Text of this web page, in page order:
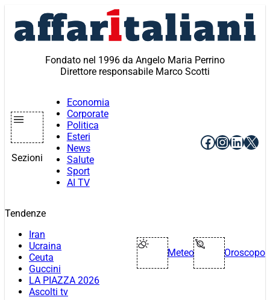
contenuto
Fondato nel 1996 da Angelo Maria Perrino
Direttore responsabile Marco Scotti
Sezioni
Economia
Corporate
Politica
Esteri
News
Salute
Sport
AI TV
Facebook
X
Tendenze
Iran
Ucraina
Ceuta
Guccini
LA PIAZZA 2026
Ascolti tv
Meteo Oroscopo